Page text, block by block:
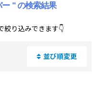
ー "の検索結果
絞り込みできます👇
並び順変更